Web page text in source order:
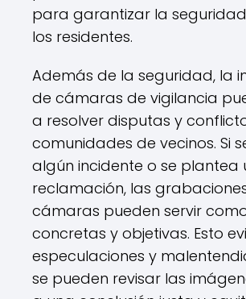
para garantizar la
los residentes.
Además de la seguridad, la
de cámaras de vigilancia
a resolver disputas y
comunidades de vecinos. Si
algún incidente o se plantea
reclamación, las
cámaras pueden servir
concretas y objetivas. Esto
especulaciones y
se pueden revisar las